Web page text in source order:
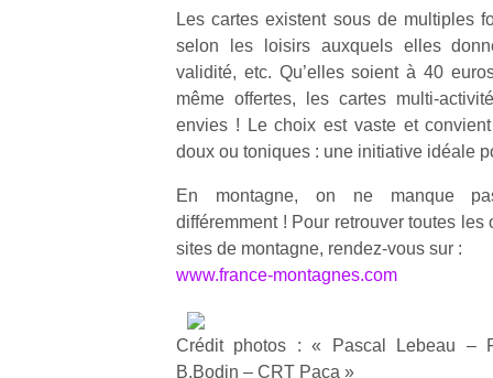
Les cartes existent sous de multiples
selon les loisirs auxquels elles
validité, etc. Qu’elles soient à 40
même offertes, les cartes
envies ! Le choix est vaste et
doux ou toniques : une initiative idéale
En montagne, on ne manque
différemment ! Pour retrouver toutes
sites de montagne, rendez‐vous sur :
www.france-montagnes.com
Crédit photos : « Pascal Lebeau –
B.Bodin – CRT Paca »